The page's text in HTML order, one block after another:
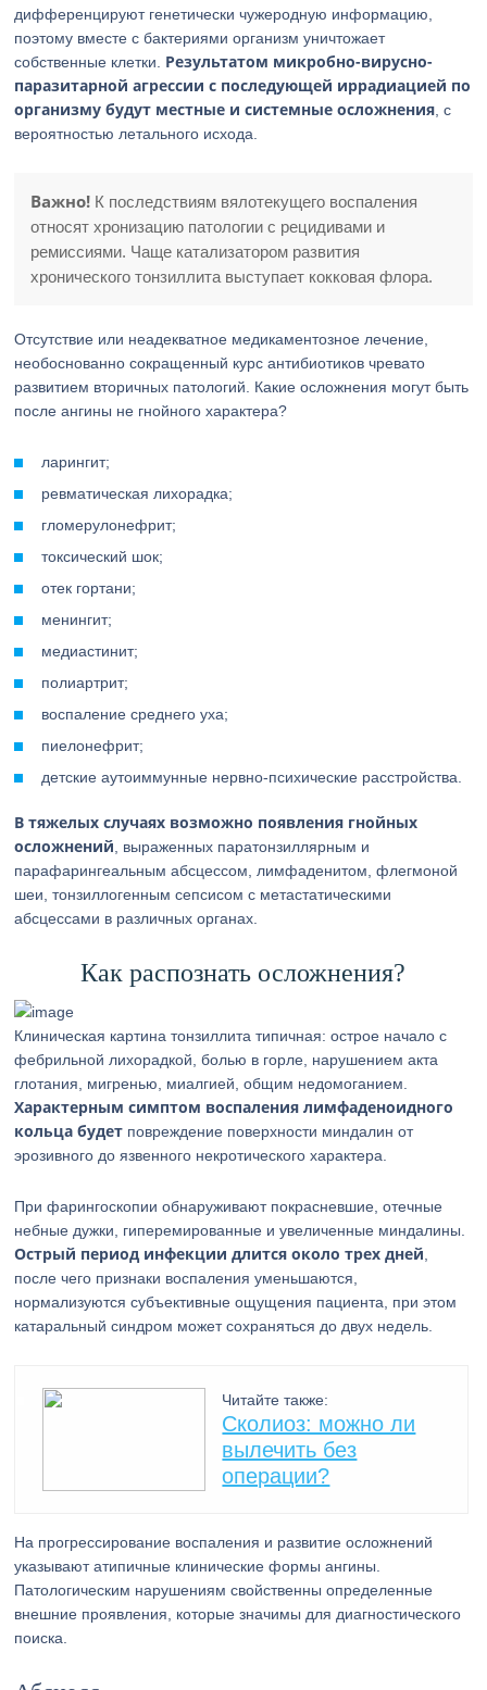
дифференцируют генетически чужеродную информацию,
поэтому вместе с бактериями организм уничтожает
собственные клетки. Результатом микробно-вирусно-
паразитарной агрессии с последующей иррадиацией по
организму будут местные и системные осложнения , с
вероятностью летального исхода.
Важно! К последствиям вялотекущего воспаления
относят хронизацию патологии с рецидивами и
ремиссиями. Чаще катализатором развития
хронического тонзиллита выступает кокковая флора.
Отсутствие или неадекватное медикаментозное лечение,
необоснованно сокращенный курс антибиотиков чревато
развитием вторичных патологий. Какие осложнения могут быть
после ангины не гнойного характера?
ларингит;
ревматическая лихорадка;
гломерулонефрит;
токсический шок;
отек гортани;
менингит;
медиастинит;
полиартрит;
воспаление среднего уха;
пиелонефрит;
детские аутоиммунные нервно-психические расстройства.
В тяжелых случаях возможно появления гнойных
осложнений , выраженных паратонзиллярным и
парафарингеальным абсцессом, лимфаденитом, флегмоной
шеи, тонзиллогенным сепсисом с метастатическими
абсцессами в различных органах.
Как распознать осложнения?
Клиническая картина тонзиллита типичная: острое начало с
фебрильной лихорадкой, болью в горле, нарушением акта
глотания, мигренью, миалгией, общим недомоганием.
Характерным симптом воспаления лимфаденоидного
кольца будет повреждение поверхности миндалин от
эрозивного до язвенного некротического характера.
При фарингоскопии обнаруживают покрасневшие, отечные
небные дужки, гиперемированные и увеличенные миндалины.
Острый период инфекции длится около трех дней
после чего признаки воспаления уменьшаются,
нормализуются субъективные ощущения пациента, при этом
катаральный синдром может сохраняться до двух недель.
Читайте также:
Сколиоз: можно ли
вылечить без
операции?
На прогрессирование воспаления и развитие осложнений
указывают атипичные клинические формы ангины.
Патологическим нарушениям свойственны определенные
внешние проявления, которые значимы для диагностического
поиска.